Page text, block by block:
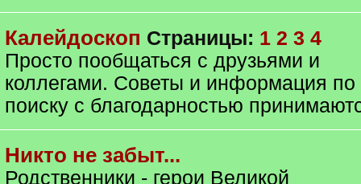
Калейдоскоп Страницы: 1 2 3 4
Просто пообщаться с друзьями и
коллегами. Советы и информация по
поиску с благодарностью
Никто не забыт...
Родственники - герои Великой